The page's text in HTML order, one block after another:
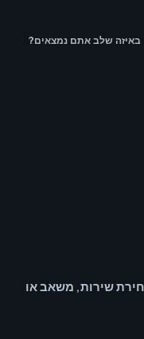
באיזה שלב אתם נמצאים?
שירות, משאב או